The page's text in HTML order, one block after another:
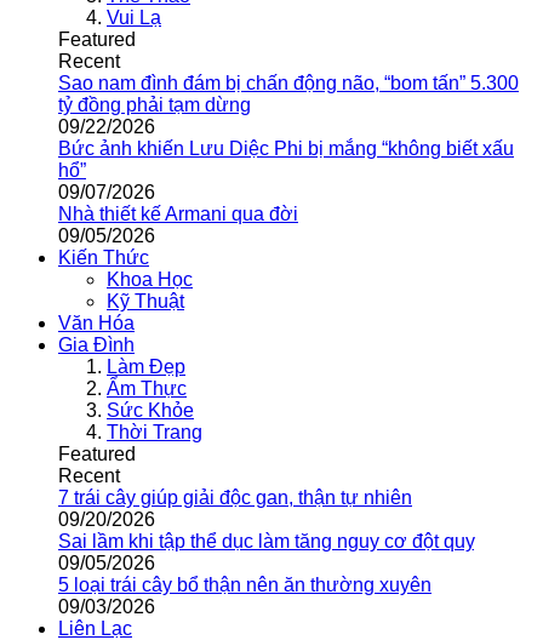
Vui Lạ
Featured
Recent
Sao nam đình đám bị chấn động não, “bom tấn” 5.300
tỷ đồng phải tạm dừng
09/22/2026
Bức ảnh khiến Lưu Diệc Phi bị mắng “không biết xấu
hổ”
09/07/2026
Nhà thiết kế Armani qua đời
09/05/2026
Kiến Thức
Khoa Học
Kỹ Thuật
Văn Hóa
Gia Đình
Làm Đẹp
Ẩm Thực
Sức Khỏe
Thời Trang
Featured
Recent
7 trái cây giúp giải độc gan, thận tự nhiên
09/20/2026
Sai lầm khi tập thể dục làm tăng nguy cơ đột quỵ
09/05/2026
5 loại trái cây bổ thận nên ăn thường xuyên
09/03/2026
Liên Lạc